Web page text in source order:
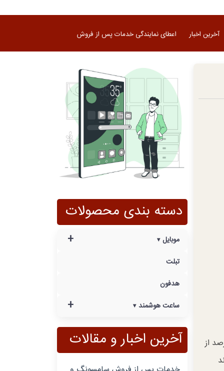
آخرین اخبار اعطای نمایندگی خدمات پس از فروش
آمار، نزدیک به ۳۰ درصد از
دسته بندی محصولات
+
موبایل
تبلت
هدفون
+ ساعت هوشمند
آخرین اخبار و مقالات